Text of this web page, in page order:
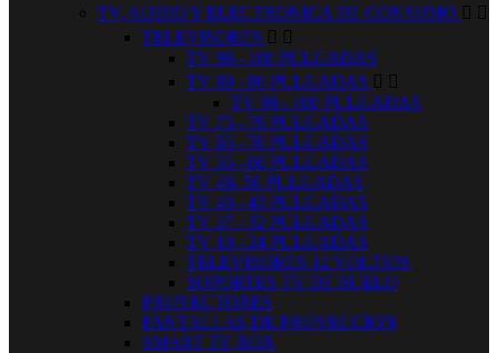
TV, AUDIO Y ELECTRONICA DE CONSUMO  
TELEVISORES  
TV 98 - 100 PULGADAS
TV 80 - 86 PULGADAS  
TV 98 - 100 PULGADAS
TV 75 - 79 PULGADAS
TV 65 - 70 PULGADAS
TV 55 - 60 PULGADAS
TV 48- 50 PULGADAS
TV 40 - 43 PULGADAS
TV 27 - 32 PULGADAS
TV 10 - 24 PULGADAS
TELEVISORES 12 VOLTIOS
SOPORTES TV DE SUELO
PROYECTORES
PANTALLAS DE PROYECCION
SMART TV BOX